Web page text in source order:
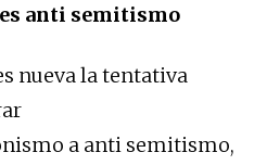
anti semitismo
nueva la tentativa
a anti semitismo,